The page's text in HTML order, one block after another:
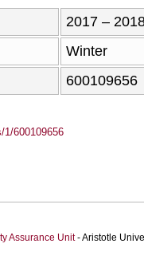
2017 –
Winter
600109656
1/600109656
Assurance Unit- Aristotle